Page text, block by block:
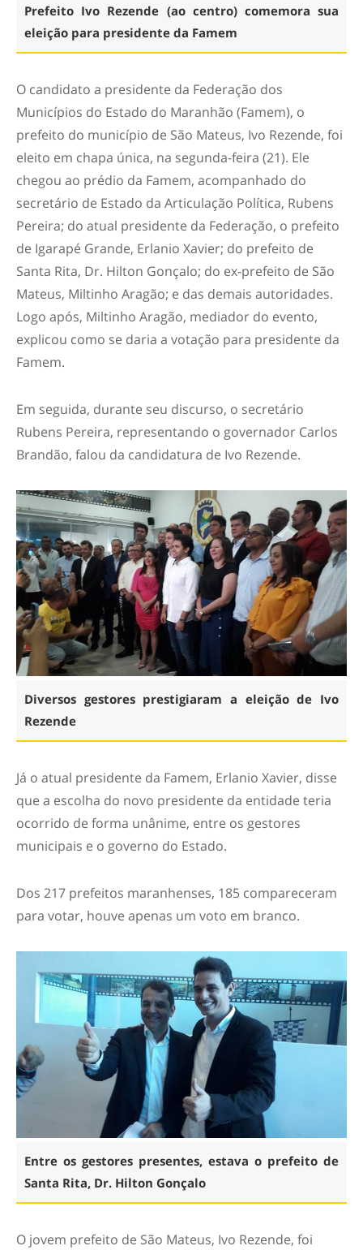
Prefeito Ivo Rezende (ao centro) comemora sua
eleição para presidente da Famem
O candidato a presidente da Federação dos
Municípios do Estado do Maranhão (Famem), o
prefeito do município de São Mateus, Ivo Rezende, foi
eleito em chapa única, na segunda-feira (21). Ele
chegou ao prédio da Famem, acompanhado do
secretário de Estado da Articulação Política, Rubens
Pereira; do atual presidente da Federação, o prefeito
de Igarapé Grande, Erlanio Xavier; do prefeito de
Santa Rita, Dr. Hilton Gonçalo; do ex-prefeito de São
Mateus, Miltinho Aragão; e das demais autoridades.
Logo após, Miltinho Aragão, mediador do evento,
explicou como se daria a votação para presidente da
Famem.
Em seguida, durante seu discurso, o secretário
Rubens Pereira, representando o governador Carlos
Brandão, falou da candidatura de Ivo Rezende.
Diversos gestores prestigiaram a eleição de Ivo
Rezende
Já o atual presidente da Famem, Erlanio Xavier, disse
que a escolha do novo presidente da entidade teria
ocorrido de forma unânime, entre os gestores
municipais e o governo do Estado.
Dos 217 prefeitos maranhenses, 185 compareceram
para votar, houve apenas um voto em branco.
Entre os gestores presentes, estava o prefeito de
Santa Rita, Dr. Hilton Gonçalo
O jovem prefeito de São Mateus, Ivo Rezende, foi